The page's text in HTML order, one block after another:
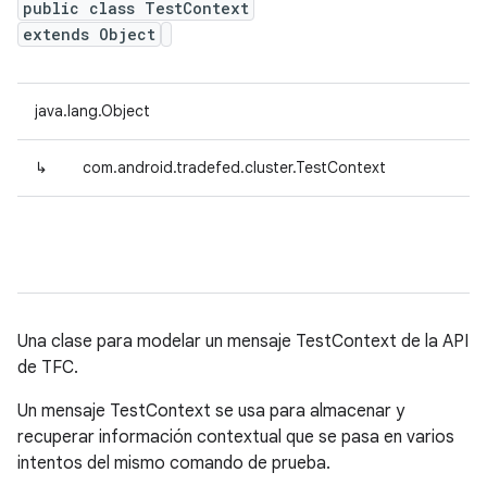
public class TestContext
extends Object
java.lang.Object
↳ com.android.tradefed.cluster.TestContext
Una clase para modelar un mensaje TestContext de la API
de TFC.
Un mensaje TestContext se usa para almacenar y
recuperar información contextual que se pasa en varios
intentos del mismo comando de prueba.